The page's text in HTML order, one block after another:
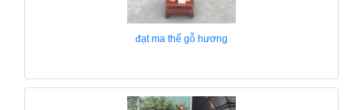
đạt ma thế gỗ hương